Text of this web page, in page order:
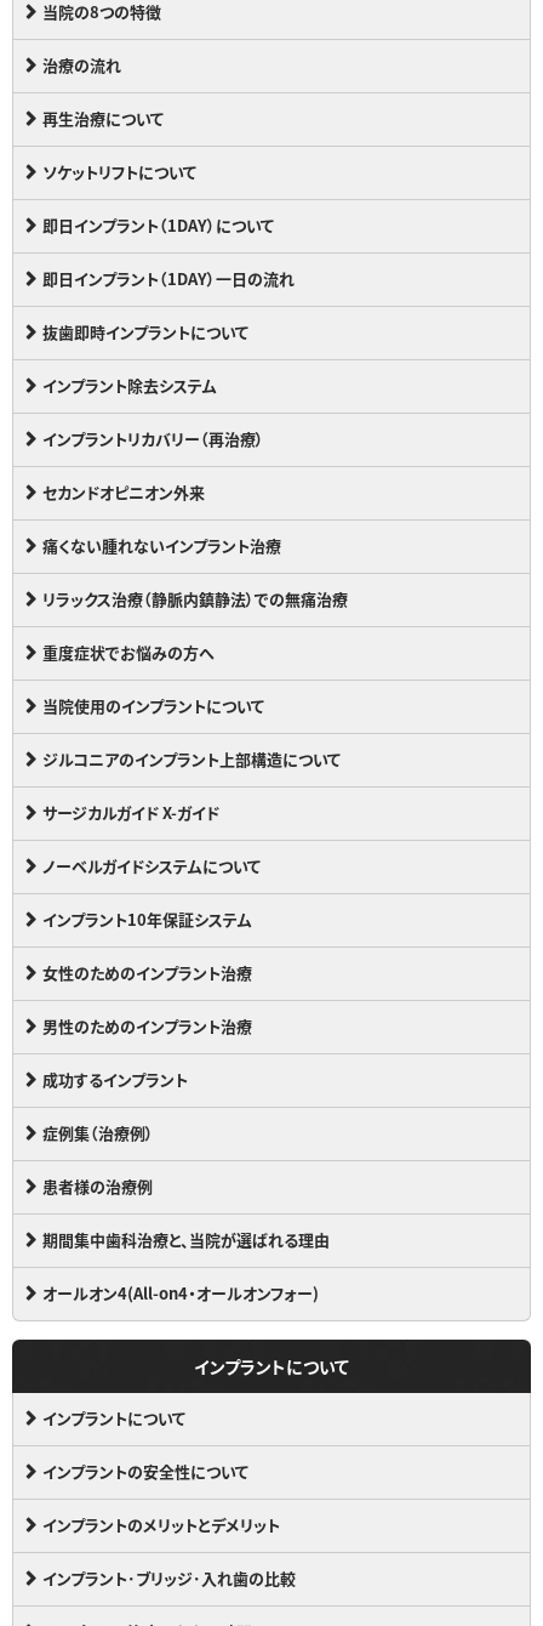
当院の8つの特徴
治療の流れ
再生治療について
ソケットリフトについて
即日インプラント（1DAY）について
即日インプラント（1DAY）一日の流れ
抜歯即時インプラントについて
インプラント除去システム
インプラントリカバリー（再治療）
セカンドオピニオン外来
痛くない腫れないインプラント治療
リラックス治療（静脈内鎮静法）での無痛治療
重度症状でお悩みの方へ
当院使用のインプラントについて
ジルコニアのインプラント上部構造について
サージカルガイド X-ガイド
ノーベルガイドシステムについて
インプラント10年保証システム
女性のためのインプラント治療
男性のためのインプラント治療
成功するインプラント
症例集（治療例）
患者様の治療例
期間集中歯科治療と、当院が選ばれる理由
オールオン4(All-on4・オールオンフォー)
インプラントについて
インプラントについて
インプラントの安全性について
インプラントのメリットとデメリット
インプラント･ブリッジ･入れ歯の比較